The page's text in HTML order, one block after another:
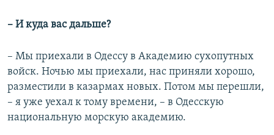
– И куда вас дальше?
– Мы приехали в Одессу в Академию сухопутных
войск. Ночью мы приехали, нас приняли хорошо,
разместили в казармах новых. Потом мы перешли,
– я уже уехал к тому времени, – в Одесскую
национальную морскую академию.